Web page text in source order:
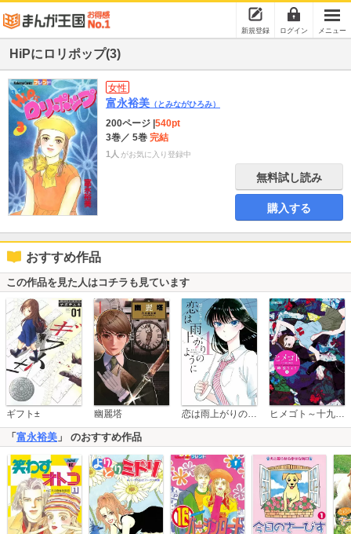
新規登録 ログイン メニュー
HiPにロリポップ(3)
女性
富永裕美 （とみながひろみ）
200ページ 540pt
3巻／ 5巻 完結
1人 がお気に入り登録中
無料試し読み
購入する
おすすめ作品
この作品を見た人はコチラも見ています
ギフト± 幽麗塔 恋は雨上がりのように ヒメゴト～十九歳の制服～
「 富永裕美 」 のおすすめ作品